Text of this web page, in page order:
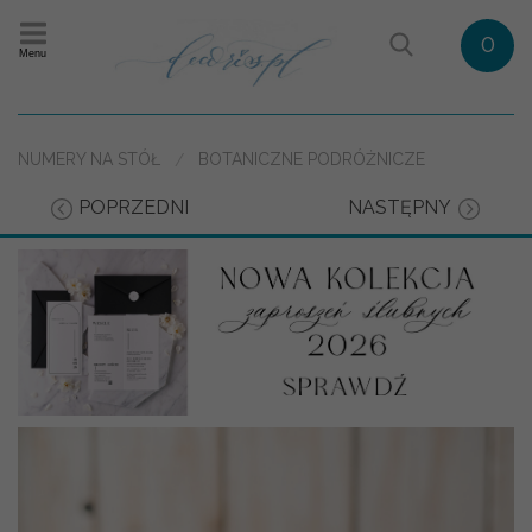
Menu 0
NUMERY NA STÓŁ BOTANICZNE PODRÓŻNICZE
POPRZEDNI NASTĘPNY